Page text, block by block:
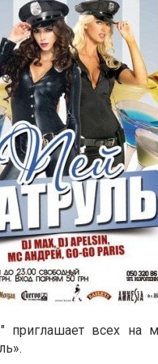
приглашает всех на